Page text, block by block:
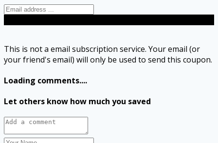
This is not a email subscription service. Your email (or
your friend's email) will only be used to send this coupon.
Loading comments....
Let others know how much you saved